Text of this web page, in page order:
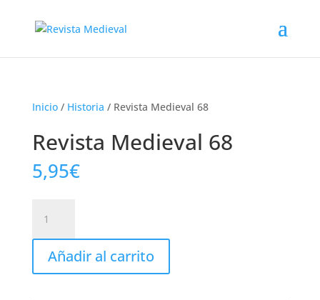
Inicio/ Historia / Revista Medieval 68
Revista Medieval 68
5,95€
Medieval
68
cantidad
Añadir al carrito